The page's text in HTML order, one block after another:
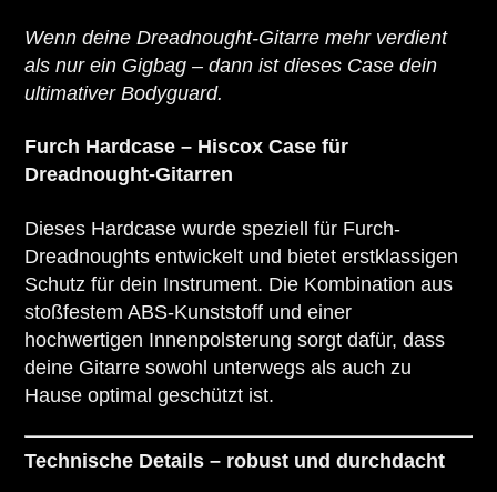
Wenn deine Dreadnought-Gitarre mehr verdient
als nur ein Gigbag – dann ist dieses Case dein
ultimativer Bodyguard.
Furch Hardcase – Hiscox Case für
Dreadnought-Gitarren
Dieses Hardcase wurde speziell für Furch-
Dreadnoughts entwickelt und bietet erstklassigen
Schutz für dein Instrument. Die Kombination aus
stoßfestem ABS-Kunststoff und einer
hochwertigen Innenpolsterung sorgt dafür, dass
deine Gitarre sowohl unterwegs als auch zu
Hause optimal geschützt ist.
Technische Details – robust und durchdacht